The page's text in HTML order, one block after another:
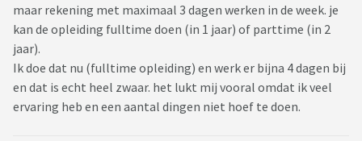
maar rekening met maximaal 3 dagen werken in de week. je
kan de opleiding fulltime doen (in 1 jaar) of parttime (in 2
jaar).
Ik doe dat nu (fulltime opleiding) en werk er bijna 4 dagen bij
en dat is echt heel zwaar. het lukt mij vooral omdat ik veel
ervaring heb en een aantal dingen niet hoef te doen.